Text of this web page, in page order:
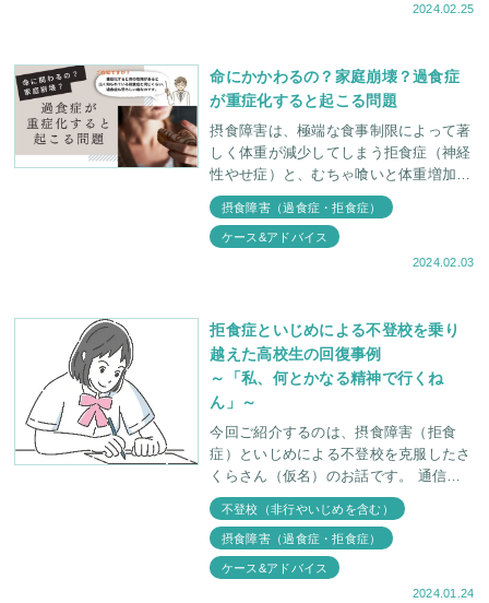
2024.02.25
命にかかわるの？家庭崩壊？過食症
が重症化すると起こる問題
摂食障害は、極端な食事制限によって著
しく体重が減少してしまう拒食症（神経
性やせ症）と、むちゃ喰いと体重増加を
防ぐための代償行為（嘔吐や下剤の乱用
など）を繰り返す過食症（神経性過食
症）の2つに大
摂食障害（過食症・拒食症）
ケース&アドバイス
2024.02.03
拒食症といじめによる不登校を乗り
越えた高校生の回復事例
～「私、何とかなる精神で行くね
ん」～
今回ご紹介するのは、摂食障害（拒食
症）といじめによる不登校を克服したさ
くらさん（仮名）のお話です。 通信制
高校の入学式を目前に控え「これからど
うなってしまうのだろう・・・」と心配
されたお母さんが当セ
不登校（非行やいじめを含む）
摂食障害（過食症・拒食症）
ケース&アドバイス
2024.01.24